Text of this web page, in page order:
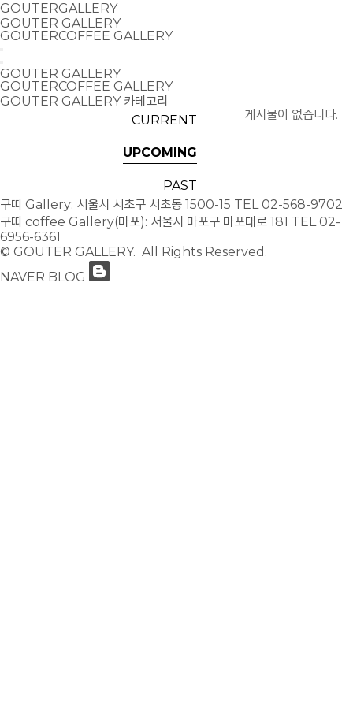
GOUTERGALLERY
GOUTER GALLERY
GOUTERCOFFEE GALLERY
GOUTER GALLERY
GOUTERCOFFEE GALLERY
GOUTER GALLERY 카테고리
CURRENT
UPCOMING
PAST
게시물이 없습니다.
구띠 Gallery: 서울시 서초구 서초동 1500-15 TEL 02-568-9702
구띠 coffee Gallery(마포): 서울시 마포구 마포대로 181 TEL 02-
6956-6361
© GOUTER GALLERY. All Rights Reserved.
NAVER BLOG